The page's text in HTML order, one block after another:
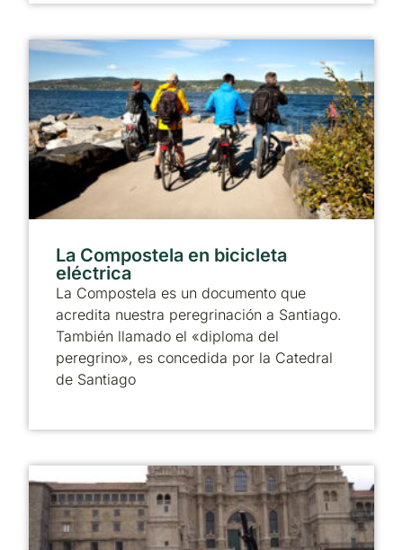
La Compostela en bicicleta
eléctrica
La Compostela es un documento que
acredita nuestra peregrinación a Santiago.
También llamado el «diploma del
peregrino», es concedida por la Catedral
de Santiago